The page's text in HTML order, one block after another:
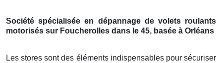
Société spécialisée en dépannage de volets roulants
motorisés sur Foucherolles dans le 45, basée à Orléans
Les stores sont des éléments indispensables pour sécuriser